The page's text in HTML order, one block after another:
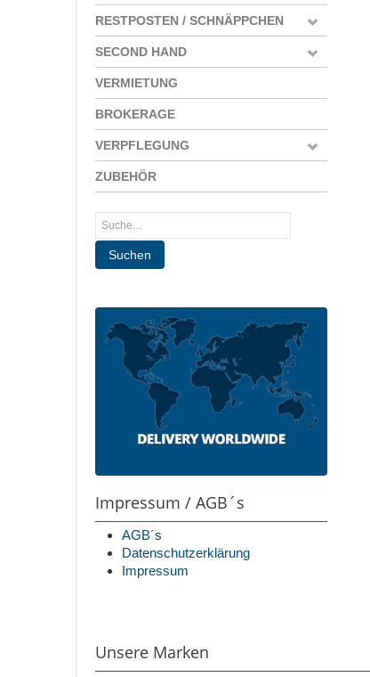
RESTPOSTEN / SCHNÄPPCHEN
SECOND HAND
VERMIETUNG
BROKERAGE
VERPFLEGUNG
ZUBEHÖR
Impressum / AGB´s
AGB´s
Datenschutzerklärung
Impressum
Unsere Marken